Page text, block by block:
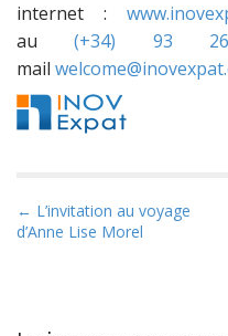
internet :
au(+34) 93
mail
P
o
n
← L’invitation au voyage
d’Anne Lise Morel